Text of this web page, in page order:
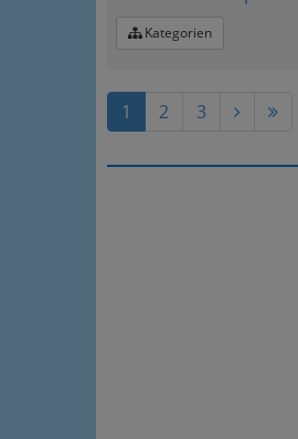
Kategorien
1 2 3